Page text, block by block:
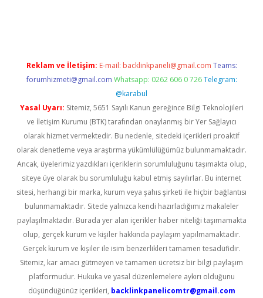
Reklam ve İletişim: E-mail: backlinkpaneli@gmail.com Teams:
forumhizmeti@gmail.com Whatsapp: 0262 606 0 726 Telegram:
@karabul
Yasal Uyarı: Sitemiz, 5651 Sayılı Kanun gereğince Bilgi Teknolojileri
ve İletişim Kurumu (BTK) tarafından onaylanmış bir Yer Sağlayıcı
olarak hizmet vermektedir. Bu nedenle, sitedeki içerikleri proaktif
olarak denetleme veya araştırma yükümlülüğümüz bulunmamaktadır.
Ancak, üyelerimiz yazdıkları içeriklerin sorumluluğunu taşımakta olup,
siteye üye olarak bu sorumluluğu kabul etmiş sayılırlar. Bu internet
sitesi, herhangi bir marka, kurum veya şahıs şirketi ile hiçbir bağlantısı
bulunmamaktadır. Sitede yalnızca kendi hazırladığımız makaleler
paylaşılmaktadır. Burada yer alan içerikler haber niteliği taşımamakta
olup, gerçek kurum ve kişiler hakkında paylaşım yapılmamaktadır.
Gerçek kurum ve kişiler ile isim benzerlikleri tamamen tesadüfidir.
Sitemiz, kar amacı gütmeyen ve tamamen ücretsiz bir bilgi paylaşım
platformudur. Hukuka ve yasal düzenlemelere aykırı olduğunu
düşündüğünüz içerikleri, backlinkpanelicomtr@gmail.com